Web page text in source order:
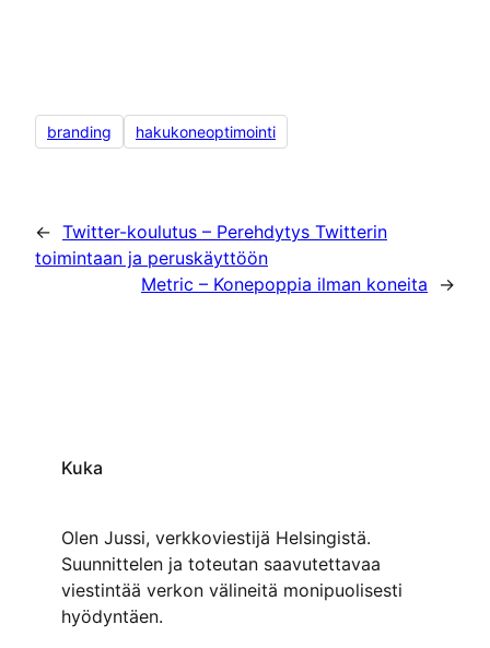
branding hakukoneoptimointi
← Twitter-koulutus – Perehdytys Twitterin
toimintaan ja peruskäyttöön
Metric – Konepoppia ilman koneita
→
Kuka
Olen Jussi, verkkoviestijä Helsingistä.
Suunnittelen ja toteutan saavutettavaa
viestintää verkon välineitä monipuolisesti
hyödyntäen.